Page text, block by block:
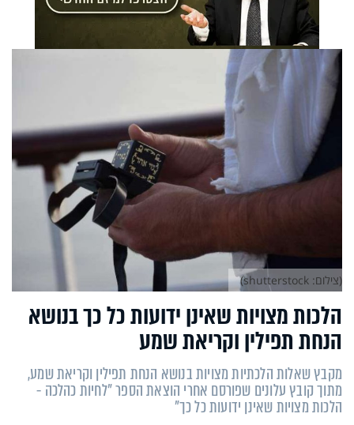
הלכות מצויות שאינן ידועות כל כך בנושא
הנחת תפילין וקריאת שמע
מקבץ שאלות הלכתיות מצויות בנושא הנחת תפילין וקריאת שמע,
מתוך קובץ עלונים שפורסם אחרי הוצאת הספר "לחיות כהלכה -
הלכות מצויות שאינן ידועות כל כך"
(צילום: shutterstock)